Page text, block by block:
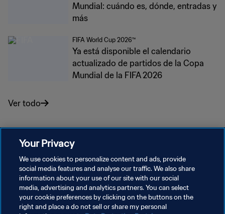
Mundial: cuándo es, dónde, entradas y
más
FIFA World Cup 2026™
Ya está disponible el calendario
actualizado de partidos de la Copa
Mundial de la FIFA 2026
Ver todo
Your Privacy
We use cookies to personalize content and ads, provide
social media features and analyse our traffic. We also share
information about your use of our site with our social
media, advertising and analytics partners. You can select
your cookie preferences by clicking on the buttons on the
right and place a do not sell or share my personal